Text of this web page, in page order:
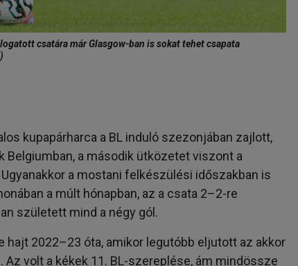
csatára már Glasgow-ban is sokat tehet csapata
kupapárharca a BL induló szezonjában zajlott,
a második ütközetet viszont a
a mostani felkészülési időszakban is
a múlt hónapban, az a csata 2–2-re
született mind a négy gól.
hajt 2022–23 óta, amikor legutóbb eljutott az akkor
volt a kékek 11. BL-szereplése, ám mindössze